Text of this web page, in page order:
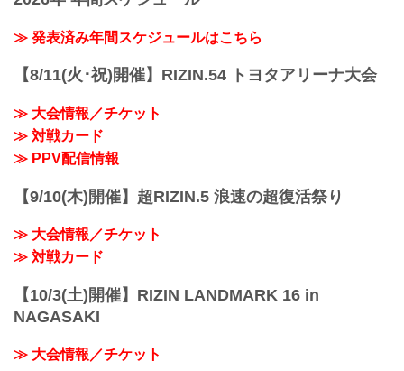
より販売）
の11月16日（土）23:59まで販売中！
りで試合を見たい方は、お好きな配信サ
≫ 発表済み年間スケジュールはこちら
【8/11(火･祝)開催】RIZIN.54 トヨタアリーナ大会
≫ 大会情報／チケット
≫ 対戦カード
≫ PPV配信情報
【9/10(木)開催】超RIZIN.5 浪速の超復活祭り
≫ 大会情報／チケット
≫ 対戦カード
【10/3(土)開催】RIZIN LANDMARK 16 in
NAGASAKI
≫ 大会情報／チケット